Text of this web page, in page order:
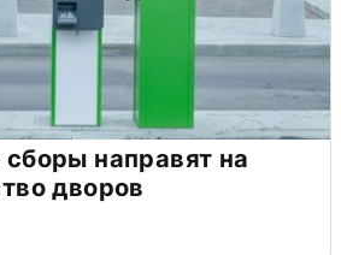
направят на
дворов